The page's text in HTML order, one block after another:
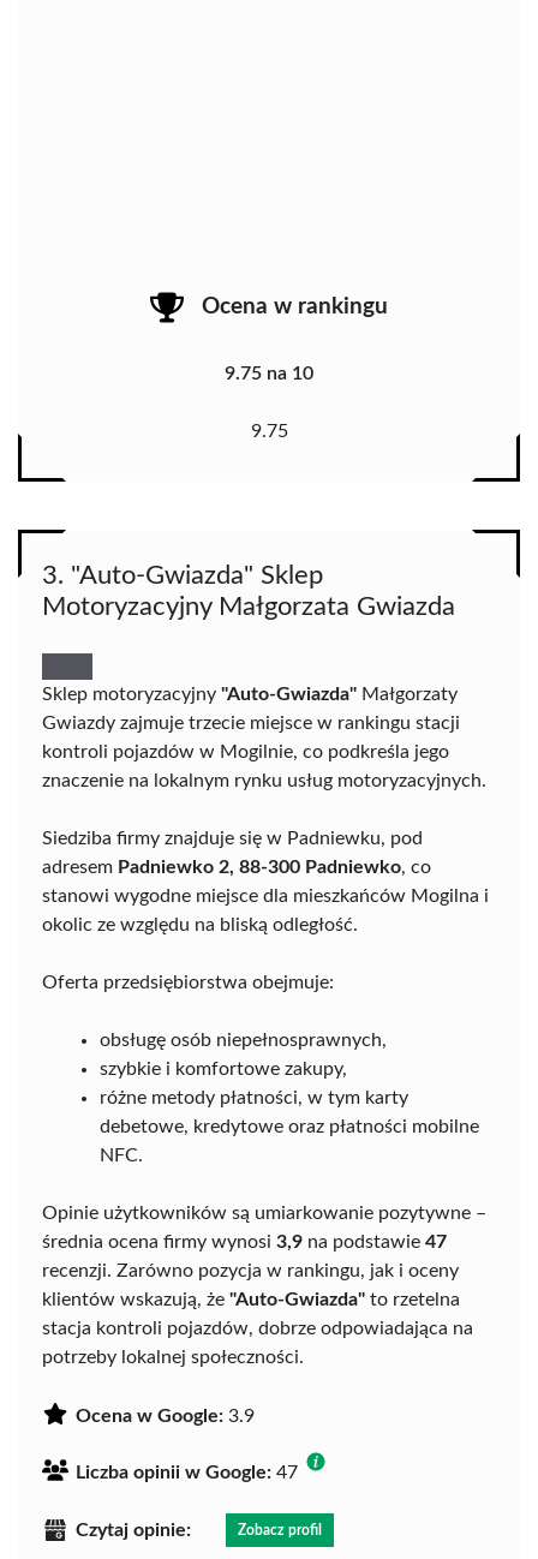
Ocena w rankingu
9.75 na 10
9.75
3. "Auto-Gwiazda" Sklep
Motoryzacyjny Małgorzata Gwiazda
Sklep motoryzacyjny "Auto-Gwiazda" Małgorzaty
Gwiazdy zajmuje trzecie miejsce w rankingu stacji
kontroli pojazdów w Mogilnie, co podkreśla jego
znaczenie na lokalnym rynku usług motoryzacyjnych.
Siedziba firmy znajduje się w Padniewku, pod
adresem Padniewko 2, 88-300 Padniewko, co
stanowi wygodne miejsce dla mieszkańców Mogilna i
okolic ze względu na bliską odległość.
Oferta przedsiębiorstwa obejmuje:
obsługę osób niepełnosprawnych,
szybkie i komfortowe zakupy,
różne metody płatności, w tym karty
debetowe, kredytowe oraz płatności mobilne
NFC.
Opinie użytkowników są umiarkowanie pozytywne –
średnia ocena firmy wynosi 3,9 na podstawie 47
recenzji. Zarówno pozycja w rankingu, jak i oceny
klientów wskazują, że "Auto-Gwiazda" to rzetelna
stacja kontroli pojazdów, dobrze odpowiadająca na
potrzeby lokalnej społeczności.
Ocena w Google: 3.9
Liczba opinii w Google: 47
Czytaj opinie: Zobacz profil